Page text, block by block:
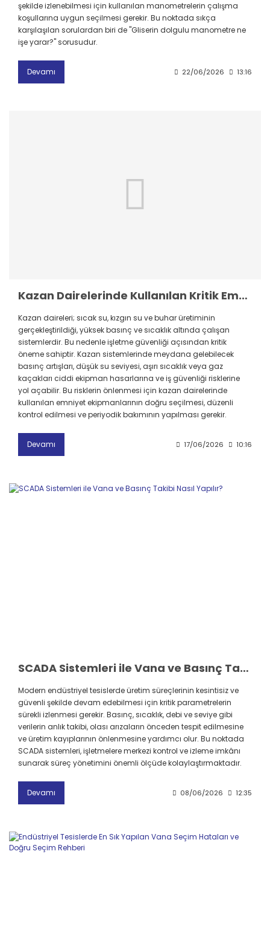
şekilde izlenebilmesi için kullanılan manometrelerin çalışma
koşullarına uygun seçilmesi gerekir. Bu noktada sıkça
karşılaşılan sorulardan biri de "Gliserin dolgulu manometre ne
işe yarar?" sorusudur.
Devamı 22/06/2026 13:16
Kazan Dairelerinde Kullanılan Kritik Emniyet Ekipmanları ve Görevleri
Kazan daireleri; sıcak su, kızgın su ve buhar üretiminin
gerçekleştirildiği, yüksek basınç ve sıcaklık altında çalışan
sistemlerdir. Bu nedenle işletme güvenliği açısından kritik
öneme sahiptir. Kazan sistemlerinde meydana gelebilecek
basınç artışları, düşük su seviyesi, aşırı sıcaklık veya gaz
kaçakları ciddi ekipman hasarlarına ve iş güvenliği risklerine
yol açabilir. Bu risklerin önlenmesi için kazan dairelerinde
kullanılan emniyet ekipmanlarının doğru seçilmesi, düzenli
kontrol edilmesi ve periyodik bakımının yapılması gerekir.
Devamı 17/06/2026 10:16
SCADA Sistemleri ile Vana ve Basınç Takibi Nasıl Yapılır?
Modern endüstriyel tesislerde üretim süreçlerinin kesintisiz ve
güvenli şekilde devam edebilmesi için kritik parametrelerin
sürekli izlenmesi gerekir. Basınç, sıcaklık, debi ve seviye gibi
verilerin anlık takibi, olası arızaların önceden tespit edilmesine
ve üretim kayıplarının önlenmesine yardımcı olur. Bu noktada
SCADA sistemleri, işletmelere merkezi kontrol ve izleme imkânı
sunarak süreç yönetimini önemli ölçüde kolaylaştırmaktadır.
Devamı 08/06/2026 12:35